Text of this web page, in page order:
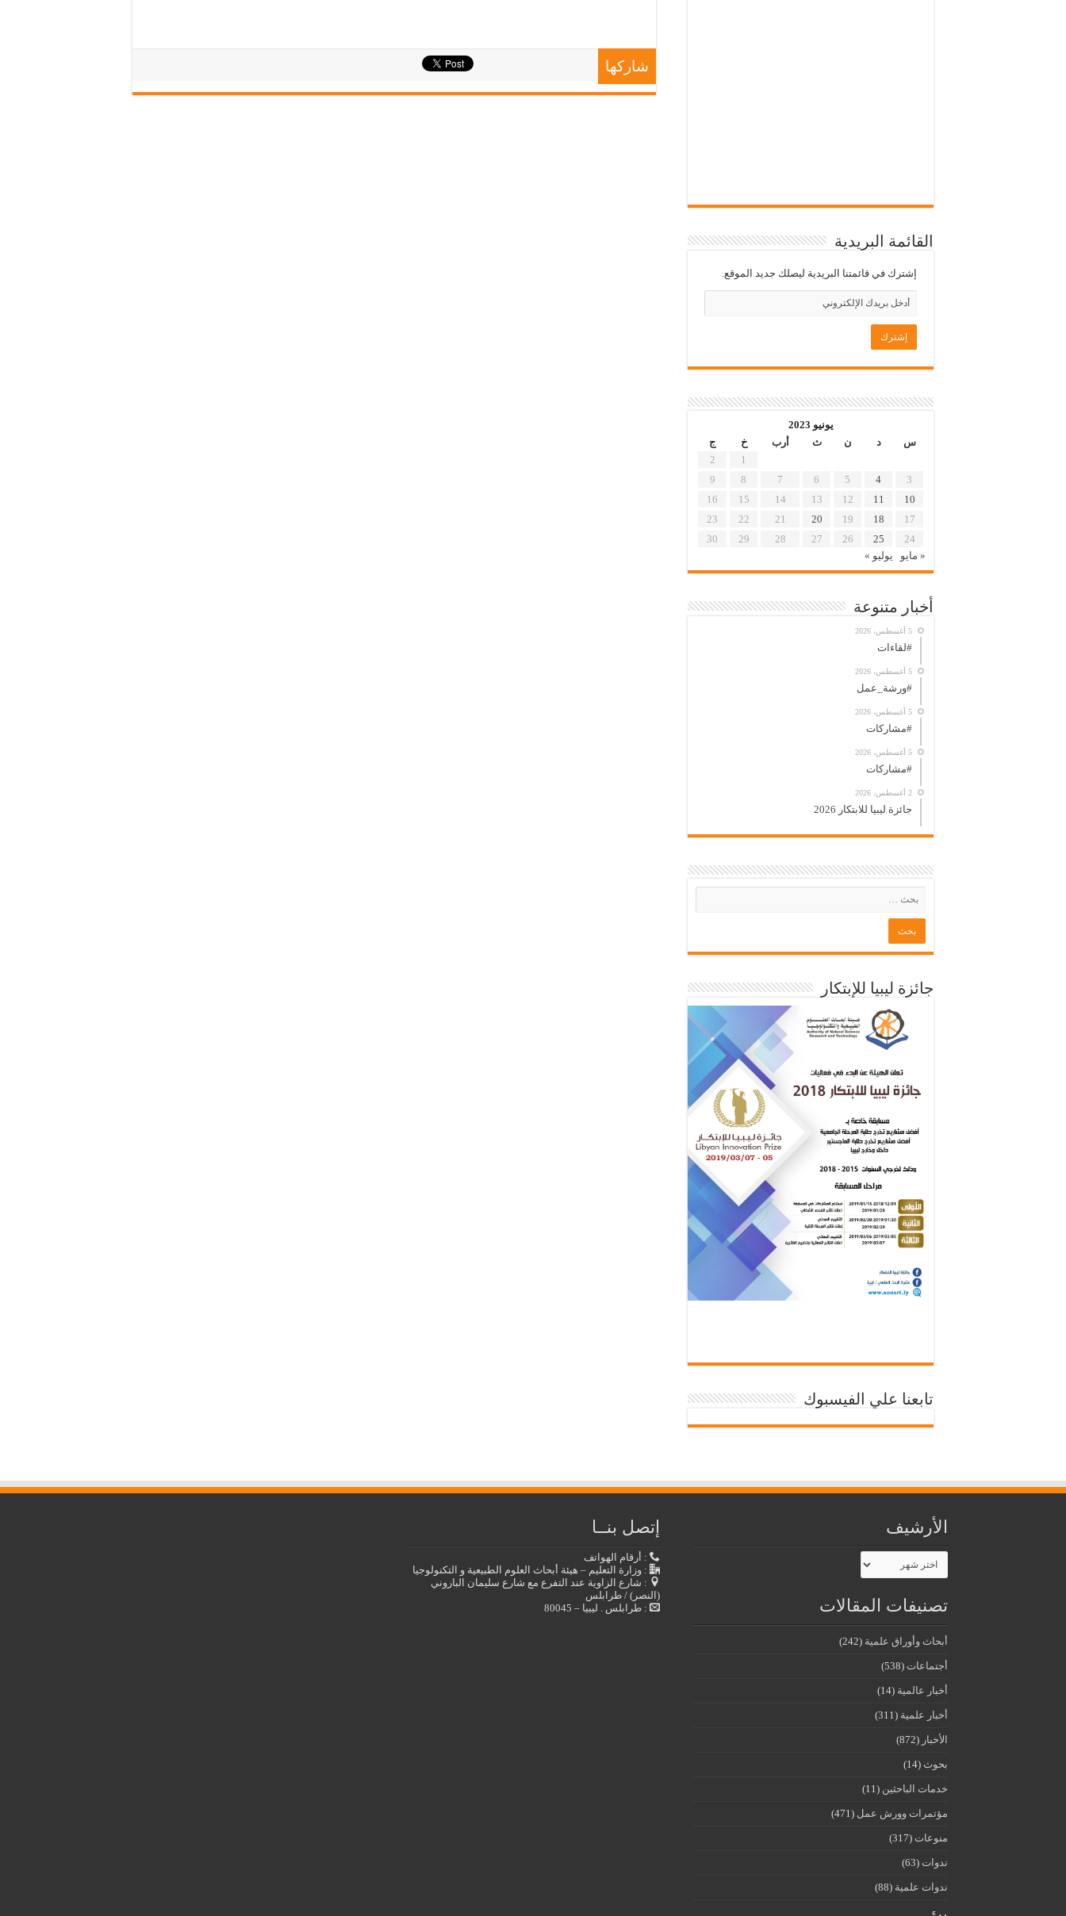
شاركها
القائمة البريدية
إشترك في قائمتنا البريدية ليصلك جديد الموقع.
يونيو 2023
س
د ن ث أرب خ
ج
1
2
3
4
5
6
7
8
9
10
11
12
13
14
15
16
17
18
19
20
21
22
23
24
25
26
27
28
29
30
« مايو
يوليو »
أخبار متنوعة
5 أغسطس، 2026
#لقاءات
5 أغسطس، 2026
#ورشة_عمل
5 أغسطس، 2026
#مشاركات
5 أغسطس، 2026
#مشاركات
2 أغسطس، 2026
جائزة ليبيا للابتكار 2026
جائزة ليبيا للإبتكار
تابعنا علي الفيسبوك
الأرشيف
الأرشيف
تصنيفات المقالات
أبحاث وأوراق علمية (242)
أجتماعات (538)
أخبار عالمية (14)
أخبار علمية (311)
الأخبار (872)
بحوث (14)
خدمات الباحثين (11)
مؤتمرات وورش عمل (471)
منوعات (317)
ندوات (63)
ندوات علمية (88)
إتصل بنــا
: أرقام الهواتف
: وزارة التعليم – هيئة أبحاث العلوم الطبيعية و التكنولوجيا
: شارع الزاوية عند التفرع مع شارع سليمان الباروني
(النصر) / طرابلس
: طرابلس . ليبيا – 80045